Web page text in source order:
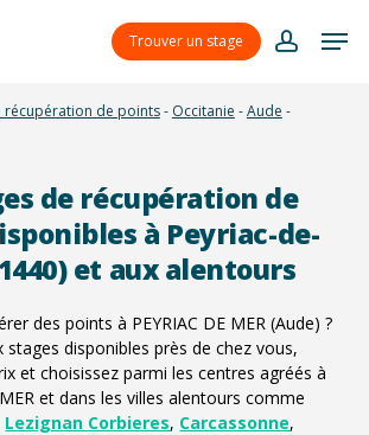
Trouver un stage
account
récupération de points- Occitanie -Aude -
de récupération de
à Peyriac-de-
et aux alentours
des points à PEYRIAC DE MER (Aude) ?
stages disponibles près de chez vous,
et choisissez parmi les centres agréés à
MER et dans les villes alentours comme
Lezignan Corbieres, Carcassonne,